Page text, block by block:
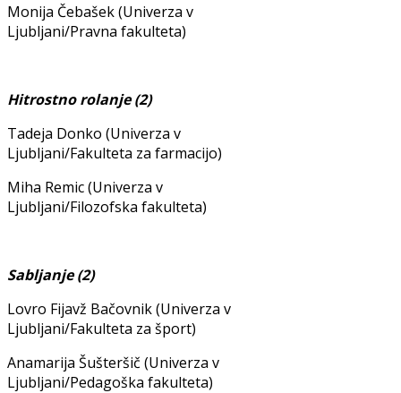
Monija Čebašek (Univerza v
Ljubljani/Pravna fakulteta)
Hitrostno rolanje (2)
Tadeja Donko (Univerza v
Ljubljani/Fakulteta za farmacijo)
Miha Remic (Univerza v
Ljubljani/Filozofska fakulteta)
Sabljanje (2)
Lovro Fijavž Bačovnik (Univerza v
Ljubljani/Fakulteta za šport)
Anamarija Šušteršič (Univerza v
Ljubljani/Pedagoška fakulteta)